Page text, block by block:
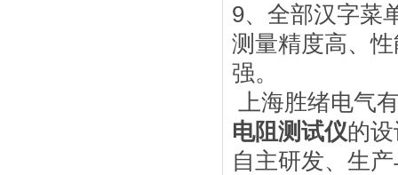
9、全部汉字菜
测量精度高、
强。
上海胜绪电气
电阻测试仪的
自主研发、生